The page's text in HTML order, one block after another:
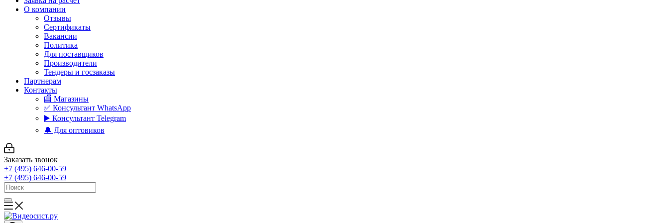
О компании
Отзывы
Сертификаты
Вакансии
Политика
Для поставщиков
Производители
Тендеры и госзаказы
Партнерам
Контакты
🏬 Магазины
✅️ Консультант WhatsApp
▶️ Консультант Telegram
🔔 Для оптовиков
Заказать звонок
+7 (495) 646-00-59
+7 (495) 646-00-59